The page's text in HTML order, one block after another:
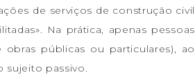
de serviços de construção civil
Na prática, apenas pessoas
públicas ou particulares), ao
sujeito passivo.